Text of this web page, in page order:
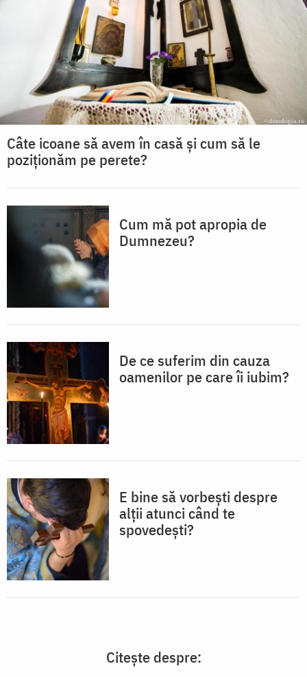
Câte icoane să avem în casă și cum să le
poziționăm pe perete?
Cum mă pot apropia de
Dumnezeu?
De ce suferim din cauza
oamenilor pe care îi iubim?
E bine să vorbești despre
alții atunci când te
spovedești?
Citește despre: